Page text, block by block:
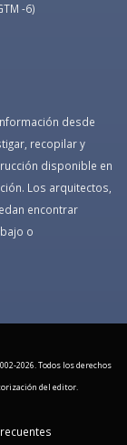
-6)
desde
recopilar y
disponible en
Los arquitectos,
encontrar
o
2026. Todos los derechos
del editor.